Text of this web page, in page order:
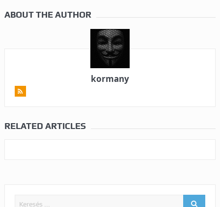
ABOUT THE AUTHOR
kormany
RELATED ARTICLES